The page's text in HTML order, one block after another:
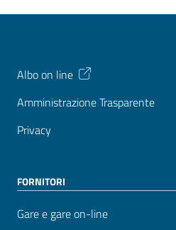
Albo on line
Amministrazione Trasparente
Privacy
FORNITORI
Gare e gare on-line